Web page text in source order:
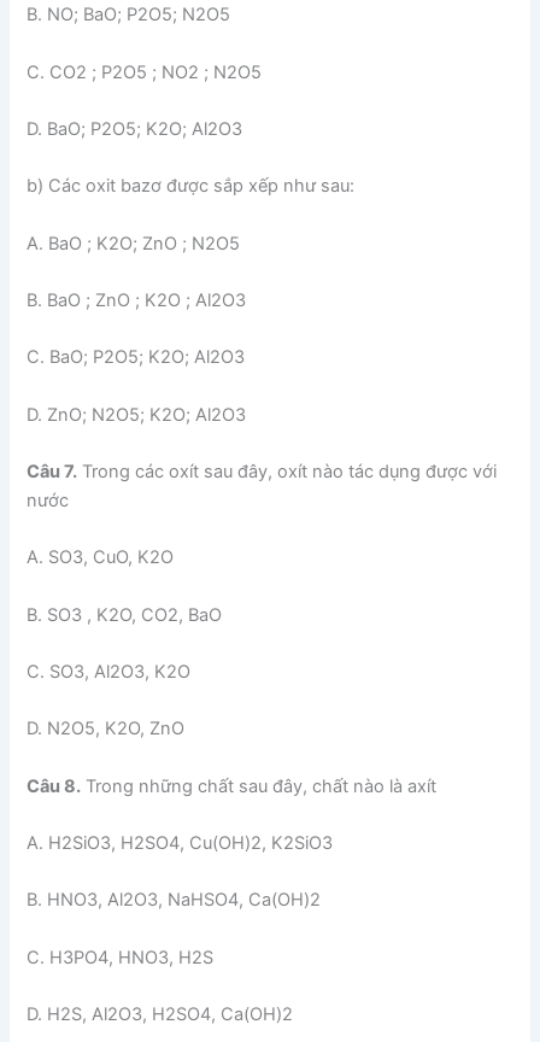
B. NO; BaO; P2O5; N2O5
C. CO2 ; P2O5 ; NO2 ; N2O5
D. BaO; P2O5; K2O; Al2O3
b) Các oxit bazơ được sắp xếp như sau:
A. BaO ; K2O; ZnO ; N2O5
B. BaO ; ZnO ; K2O ; Al2O3
C. BaO; P2O5; K2O; Al2O3
D. ZnO; N2O5; K2O; Al2O3
Câu 7. Trong các oxít sau đây, oxít nào tác dụng được với
nước
A. SO3, CuO, K2O
B. SO3 , K2O, CO2, BaO
C. SO3, Al2O3, K2O
D. N2O5, K2O, ZnO
Câu 8. Trong những chất sau đây, chất nào là axít
A. H2SiO3, H2SO4, Cu(OH)2, K2SiO3
B. HNO3, Al2O3, NaHSO4, Ca(OH)2
C. H3PO4, HNO3, H2S
D. H2S, Al2O3, H2SO4, Ca(OH)2